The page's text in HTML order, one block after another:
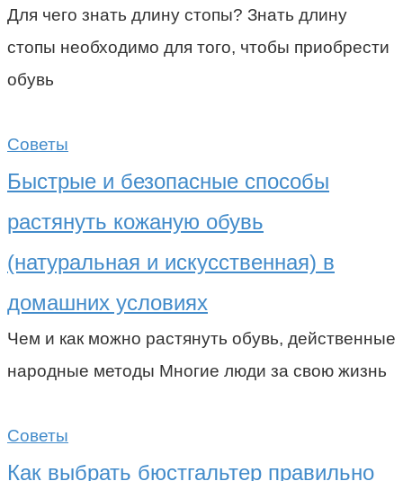
Для чего знать длину стопы? Знать длину
стопы необходимо для того, чтобы приобрести
обувь
Советы
Быстрые и безопасные способы
растянуть кожаную обувь
(натуральная и искусственная) в
домашних условиях
Чем и как можно растянуть обувь, действенные
народные методы Многие люди за свою жизнь
Советы
Как выбрать бюстгальтер правильно